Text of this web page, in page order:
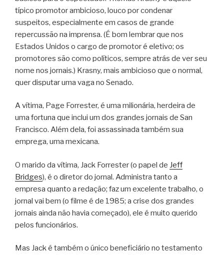
típico promotor ambicioso, louco por condenar
suspeitos, especialmente em casos de grande
repercussão na imprensa. (É bom lembrar que nos
Estados Unidos o cargo de promotor é eletivo; os
promotores são como políticos, sempre atrás de ver seu
nome nos jornais.) Krasny, mais ambicioso que o normal,
quer disputar uma vaga no Senado.
A vítima, Page Forrester, é uma milionária, herdeira de
uma fortuna que inclui um dos grandes jornais de San
Francisco. Além dela, foi assassinada também sua
emprega, uma mexicana.
O marido da vítima, Jack Forrester (o papel de Jeff
Bridges), é o diretor do jornal. Administra tanto a
empresa quanto a redação; faz um excelente trabalho, o
jornal vai bem (o filme é de 1985; a crise dos grandes
jornais ainda não havia começado), ele é muito querido
pelos funcionários.
Mas Jack é também o único beneficiário no testamento